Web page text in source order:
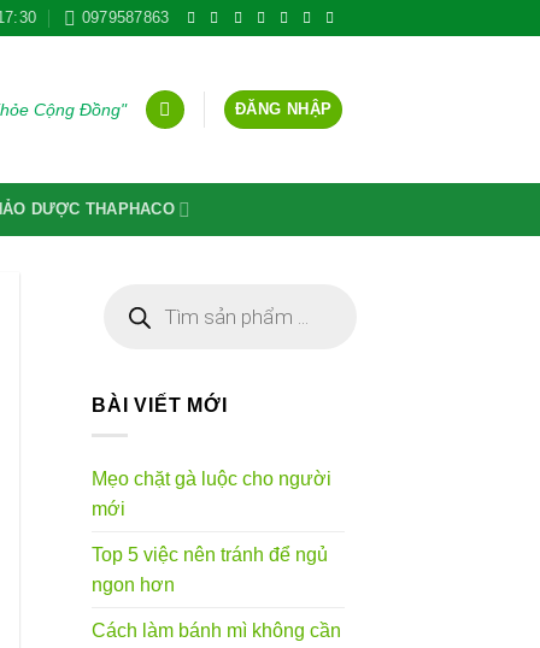
0979587863
Cộng Đồng" ĐĂNG NHẬP
DƯỢC THAPHACO
kiếm
BÀI VIẾT MỚI
Mẹo chặt gà luộc cho người
mới
Top 5 việc nên tránh để ngủ
ngon hơn
Cách làm bánh mì không cần